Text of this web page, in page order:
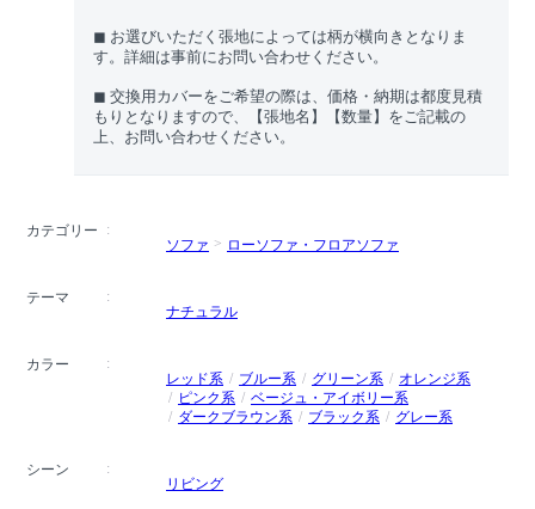
◼︎ お選びいただく張地によっては柄が横向きとなりま
す。詳細は事前にお問い合わせください。
◼︎ 交換用カバーをご希望の際は、価格・納期は都度見積
もりとなりますので、【張地名】【数量】をご記載の
上、お問い合わせください。
カテゴリー
ソファ
ローソファ・フロアソファ
テーマ
ナチュラル
カラー
レッド系
ブルー系 グリーン系
オレンジ系
ピンク系
ベージュ・アイボリー系
ダークブラウン系
ブラック系 グレー系
シーン
リビング